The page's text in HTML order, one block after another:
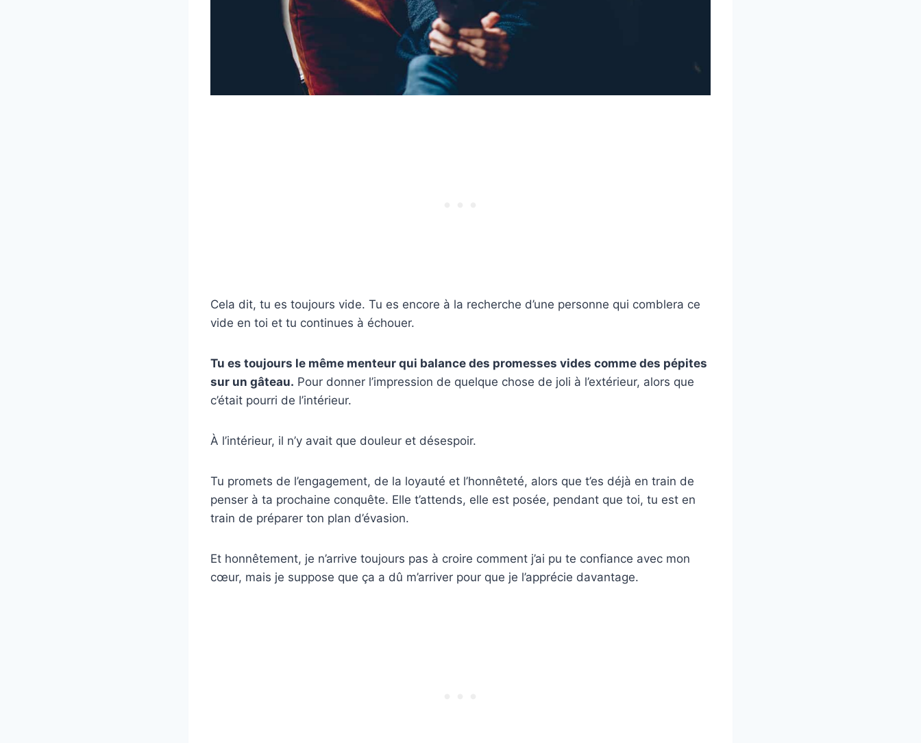
Cela dit, tu es toujours vide. Tu es encore à la recherche d’une personne qui comblera ce
vide en toi et tu continues à échouer.
Tu es toujours le même menteur qui balance des promesses vides comme des pépites
sur un gâteau. Pour donner l’impression de quelque chose de joli à l’extérieur, alors que
c’était pourri de l’intérieur.
À l’intérieur, il n’y avait que douleur et désespoir.
Tu promets de l’engagement, de la loyauté et l’honnêteté, alors que t’es déjà en train de
penser à ta prochaine conquête. Elle t’attends, elle est posée, pendant que toi, tu est en
train de préparer ton plan d’évasion.
Et honnêtement, je n’arrive toujours pas à croire comment j’ai pu te confiance avec mon
cœur, mais je suppose que ça a dû m’arriver pour que je l’apprécie davantage.